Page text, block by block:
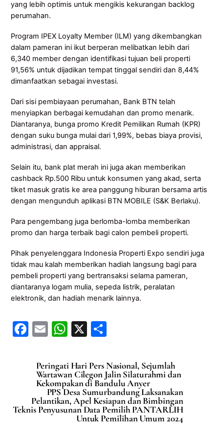
yang lebih optimis untuk mengikis kekurangan backlog
perumahan.
Program IPEX Loyalty Member (ILM) yang dikembangkan
dalam pameran ini ikut berperan melibatkan lebih dari
6,340 member dengan identifikasi tujuan beli properti
91,56% untuk dijadikan tempat tinggal sendiri dan 8,44%
dimanfaatkan sebagai investasi.
Dari sisi pembiayaan perumahan, Bank BTN telah
menyiapkan berbagai kemudahan dan promo menarik.
Diantaranya, bunga promo Kredit Pemilikan Rumah (KPR)
dengan suku bunga mulai dari 1,99%, bebas biaya provisi,
administrasi, dan appraisal.
Selain itu, bank plat merah ini juga akan memberikan
cashback Rp.500 Ribu untuk konsumen yang akad, serta
tiket masuk gratis ke area panggung hiburan bersama artis
dengan mengunduh aplikasi BTN MOBILE (S&K Berlaku).
Para pengembang juga berlomba-lomba memberikan
promo dan harga terbaik bagi calon pembeli properti.
Pihak penyelenggara Indonesia Properti Expo sendiri juga
tidak mau kalah memberikan hadiah langsung bagi para
pembeli properti yang bertransaksi selama pameran,
diantaranya logam mulia, sepeda listrik, peralatan
elektronik, dan hadiah menarik lainnya.
F
c
e
b
o
E
ai
l
W
at
s
A
p
p
X
ar
e
Peringati Hari Pers Nasional, Sejumlah
Wartawan Cilegon Jalin Silaturahmi dan
Kekompakan di Bandulu Anyer
PPS Desa Sumurbandung Laksanakan
Pelantikan, Apel Kesiapan dan Bimbingan
Teknis Penyusunan Data Pemilih PANTARLIH
Untuk Pemilihan Umum 2024